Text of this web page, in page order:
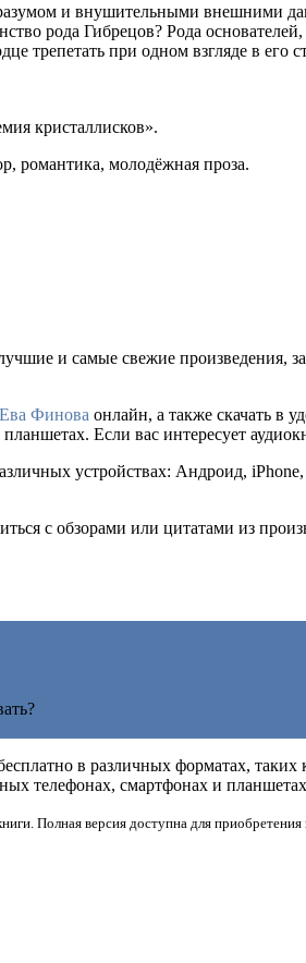
и внушительными внешними
рода Гибрецов? Рода
трепетать при одном взгляде в
кристаллисков».
романтика, молодёжная проза.
и самые свежие произведения,
Ева Финова онлайн, а также скачать в
Если вас интересует
устройствах: Андроид,
с обзорами или цитатами из
в различных форматах,
телефонах, смартфонах и
Полная версия доступна для приобретения